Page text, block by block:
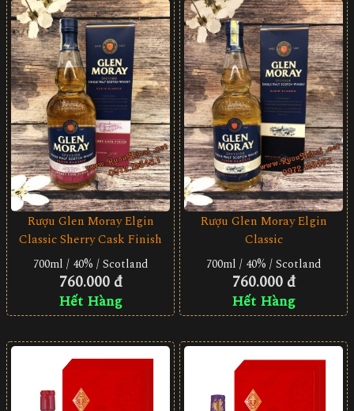
Rượu Glen Moray Elgin
Classic Sherry Cask Finish
700ml / 40% / Scotland
760.000 đ
Hết Hàng
Rượu Glen Moray Elgin
Classic
700ml / 40% / Scotland
760.000 đ
Hết Hàng